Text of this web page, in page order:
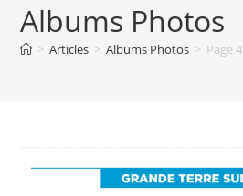
Albums Photos
> Articles > Albums Photos > Page 4